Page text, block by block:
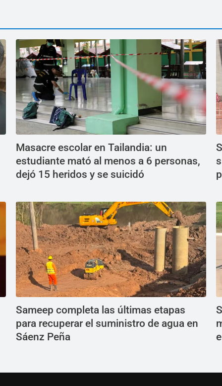
Masacre escolar en Tailandia: un
estudiante mató al menos a 6 personas,
dejó 15 heridos y se suicidó
Sameep completa las últimas etapas
para recuperar el suministro de agua en
Sáenz Peña